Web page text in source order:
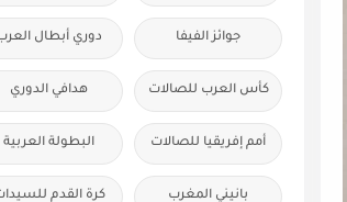
جوائز الفيفا دوري أبطال
كأس العرب للصالات هدافي الدوري
أمم إفريقيا للصالات البطولة العربية
بانيني المغرب كرة القدم